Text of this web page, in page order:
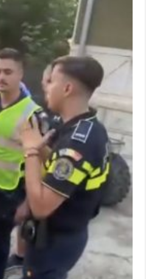
Podul de Piatră din Herculane
unde natura a ascuns un izvor de